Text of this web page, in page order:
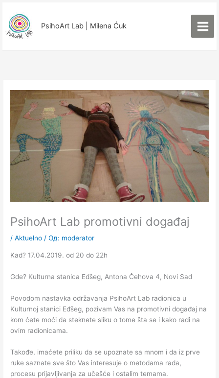
садржај
PsihoArt Lab | Milena Ćuk
PsihoArt Lab promotivni događaj
/Aktuelno / Од: moderator
Kad? 17.04.2019. od 20 do 22h
Gde? Kulturna stanica Eđšeg, Antona Čehova 4, Novi Sad
Povodom nastavka održavanja PsihoArt Lab radionica u
Kulturnoj stanici Eđšeg, pozivam Vas na promotivni događaj na
kom ćete moći da steknete sliku o tome šta se i kako radi na
ovim radionicama.
Takođe, imaćete priliku da se upoznate sa mnom i da iz prve
ruke saznate sve što Vas interesuje o metodama rada,
procesu prijavljivanja za učešće i ostalim temama.